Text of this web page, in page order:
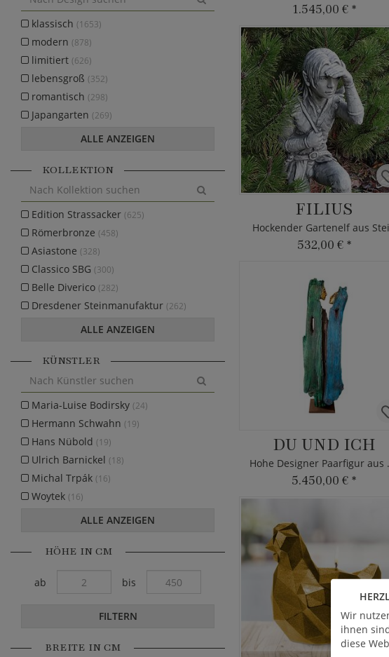
1.545,00 € *
FILIUS
Hockender Gartenelf aus
532,00 € *
DU UND ICH
Hohe
5.450,00 € *
klassisch (1653)
modern (878)
limitiert (626)
lebensgroß (352)
romantisch (298)
Japangarten (269)
ALLE ANZEIGEN
KOLLEKTION
Edition Strassacker (625)
Römerbronze (458)
Asiastone (328)
Classico SBG (300)
Belle Diverico (282)
Dresdener Steinmanufaktur (262)
ALLE ANZEIGEN
KÜNSTLER
Maria-Luise Bodirsky (24)
Hermann Schwahn (19)
Hans Nübold (19)
Ulrich Barnickel (18)
Michal Trpák (16)
Woytek (16)
ALLE ANZEIGEN
HÖHE IN CM
ab bis
FILTERN
BREITE IN CM
Wir
ihnen
diese